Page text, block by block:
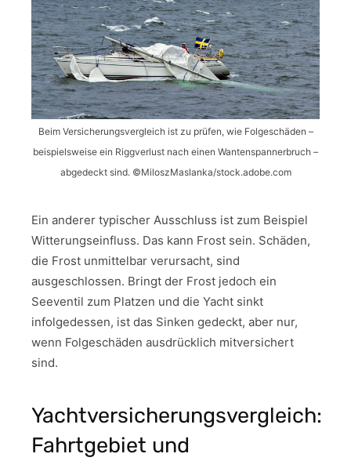
Beim Versicherungsvergleich ist zu prüfen, wie Folgeschäden –
beispielsweise ein Riggverlust nach einen Wantenspannerbruch –
abgedeckt sind. ©MiloszMaslanka/stock.adobe.com
Ein anderer typischer Ausschluss ist zum Beispiel
Witterungseinfluss. Das kann Frost sein. Schäden,
die Frost unmittelbar verursacht, sind
ausgeschlossen. Bringt der Frost jedoch ein
Seeventil zum Platzen und die Yacht sinkt
infolgedessen, ist das Sinken gedeckt, aber nur,
wenn Folgeschäden ausdrücklich mitversichert
sind.
Yachtversicherungsvergleich:
Fahrtgebiet und